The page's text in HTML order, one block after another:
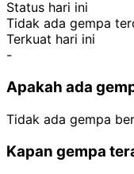
Status hari ini
Tidak ada gempa
Terkuat hari ini
-
Apakah ada
Tidak ada gempa
Kapan gempa